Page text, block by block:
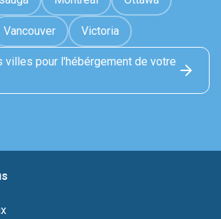
Vancouver Victoria
villes pour l'hébérgement de votre